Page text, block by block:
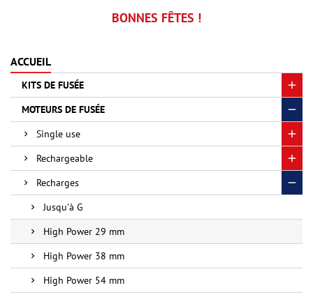
BONNES FÊTES !
ACCUEIL
KITS DE FUSÉE
MOTEURS DE FUSÉE
Single use
Rechargeable
Recharges
Jusqu'à G
High Power 29 mm
High Power 38 mm
High Power 54 mm